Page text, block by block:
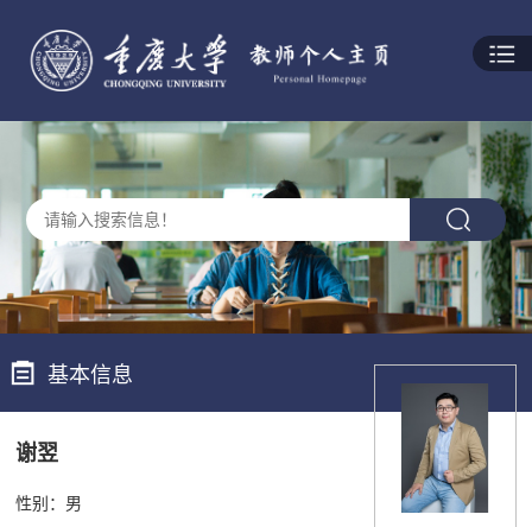
基本信息
谢翌
性别：男